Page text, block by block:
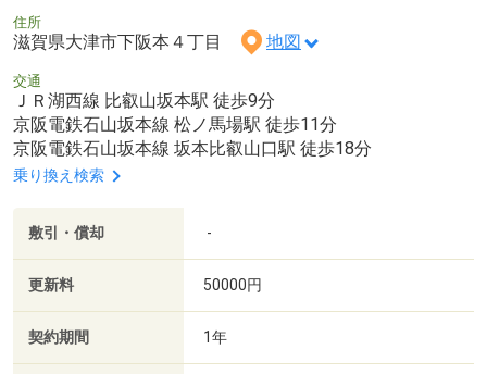
住所
滋賀県大津市下阪本４丁目 地図
交通
ＪＲ湖西線 比叡山坂本駅 徒歩9分
京阪電鉄石山坂本線 松ノ馬場駅 徒歩11分
京阪電鉄石山坂本線 坂本比叡山口駅 徒歩18分
乗り換え検索
敷引・償却 -
更新料 50000円
契約期間 1年